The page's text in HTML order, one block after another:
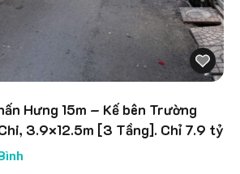
Hưng 15m – Kế bên Trường
3.9×12.5m [3 Tầng]. Chỉ 7.9 tỷ